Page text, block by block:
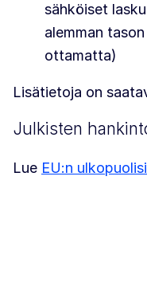
sähköiset
alemman
ottamatta)
Lisätietoja on
Julkisten
Lue EU:n